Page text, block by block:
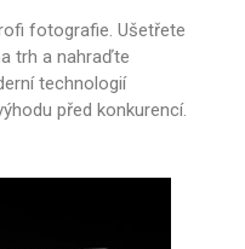
fotografie. Ušetřete
trh a nahraďte
technologií
před konkurencí.